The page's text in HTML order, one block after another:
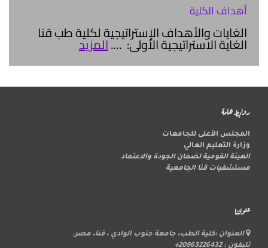
أهداف الكلية
الغايات والأهداف الإستراتيجية لكلية طب قنا
الغاية الاستراتيجية الأولى: ….المزيد
روابط هامة
المجلس الأعلى للجامعات
وزارة التعليم العالي
الهيئة القومية لضمان الجودة والاعتماد
مستشفيات قنا الجامعية
عنواننا
العنوان :كلية الطب، جامعة جنوب الوادي ، قنا، مصر.
تليفون : 20963226432+